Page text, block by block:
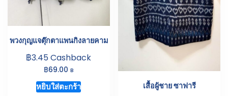
พวงกุญแจตุ๊กตาแพนกิงลายคาม
฿3.45Cashback
฿69.00 B
หยิบใส่ตะกร้า เสื้อผู้ชาย ซาฟารี